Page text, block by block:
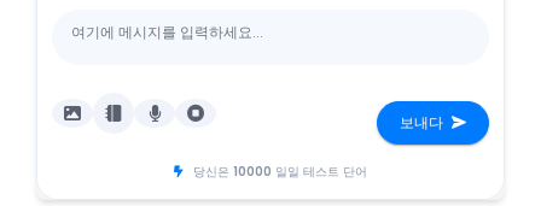
보내다
당신은 10000 일일 테스트 단어